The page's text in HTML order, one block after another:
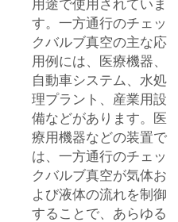
用途で使用されていま
す。一方通行のチェッ
クバルブ真空の主な応
用例には、医療機器、
自動車システム、水処
理プラント、産業用設
備などがあります。医
療用機器などの装置で
は、一方通行のチェッ
クバルブ真空が気体お
よび液体の流れを制御
することで、あらゆる